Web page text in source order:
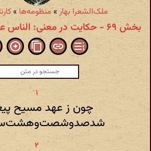
ملک‌الشعرا بهار»منظومه‌ها »
بخش ۶۹ - حکایت در معنی‌: الناس علی سلوک ملوکهم
چون‌ ز عهد مسیح‌